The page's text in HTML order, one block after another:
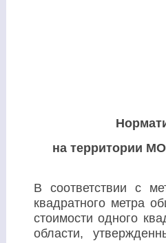
на территории
В соответствии с м
квадратного метра
стоимости одного
области,